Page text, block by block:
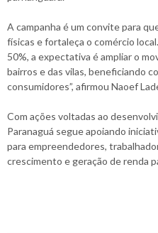
A campanha é um convite para
físicas e fortaleça o comércio
50%, a expectativa é ampliar o
bairros e das vilas, beneficiando
consumidores”, afirmou Naoef
Com ações voltadas ao
Paranaguá segue apoiando
para empreendedores,
crescimento e geração de renda